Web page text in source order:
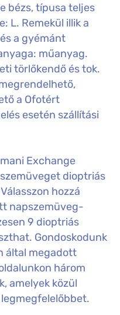
bézs, típusa teljes
L. Remekül illik a
a gyémánt
műanyag.
törlőkendő és tok.
a Ofotért
esetén szállítási
Exchange
dioptriás
hozzá
napszemüveg-
9 dioptriás
Gondoskodunk
által megadott
három
amelyek közül